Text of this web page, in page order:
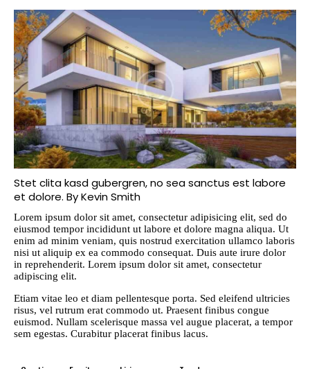
Stet clita kasd gubergren, no sea sanctus est labore
et dolore. ByKevin Smith
Lorem ipsum dolor sit amet, consectetur adipisicing elit, sed do
eiusmod tempor incididunt ut labore et dolore magna aliqua. Ut
enim ad minim veniam, quis nostrud exercitation ullamco laboris
nisi ut aliquip ex ea commodo consequat. Duis aute irure dolor
in reprehenderit. Lorem ipsum dolor sit amet, consectetur
adipiscing elit.
Etiam vitae leo et diam pellentesque porta. Sed eleifend ultricies
risus, vel rutrum erat commodo ut. Praesent finibus congue
euismod. Nullam scelerisque massa vel augue placerat, a tempor
sem egestas. Curabitur placerat finibus lacus.